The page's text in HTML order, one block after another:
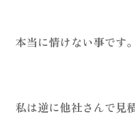
本当に情けない事です。
私は逆に他社さんで見